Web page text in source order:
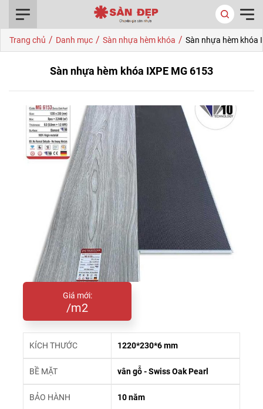
Trang chủ / Danh mục / Sàn nhựa hèm khóa / Sàn nhựa hèm khóa
Sàn nhựa hèm khóa IXPE MG 6153
Giá mới:
/m2
KÍCH THƯỚC 1220*230*6 mm
BỀ MẶT vân gỗ - Swiss Oak Pearl
BẢO HÀNH 10 năm